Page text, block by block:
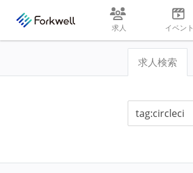
求人 イベント
求人検索